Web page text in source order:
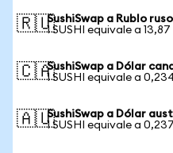
🇷🇺SushiSwap a Rublo ruso
1 SUSHI equivale a 13,87
🇨🇦SushiSwap a Dólar
1 SUSHI equivale a
🇦🇺SushiSwap a Dólar
1 SUSHI equivale a